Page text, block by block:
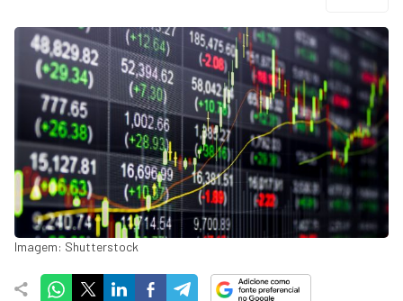
Imagem: Shutterstock